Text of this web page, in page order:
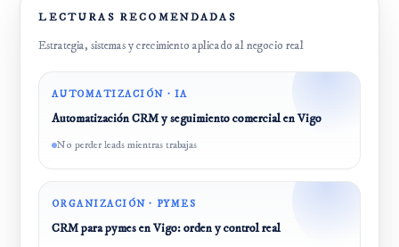
LECTURAS RECOMENDADAS
Estrategia, sistemas y crecimiento aplicado al negocio real
AUTOMATIZACIÓN · IA
Automatización CRM y seguimiento comercial en Vigo
No perder leads mientras trabajas
ORGANIZACIÓN · PYMES
CRM para pymes en Vigo: orden y control real